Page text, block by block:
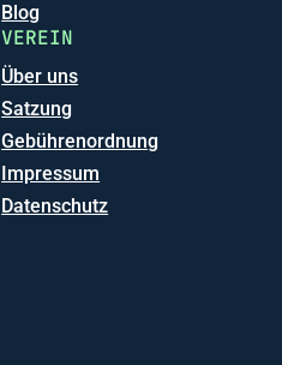
Blog
VEREIN
Über uns
Satzung
Gebührenordnung
Impressum
Datenschutz